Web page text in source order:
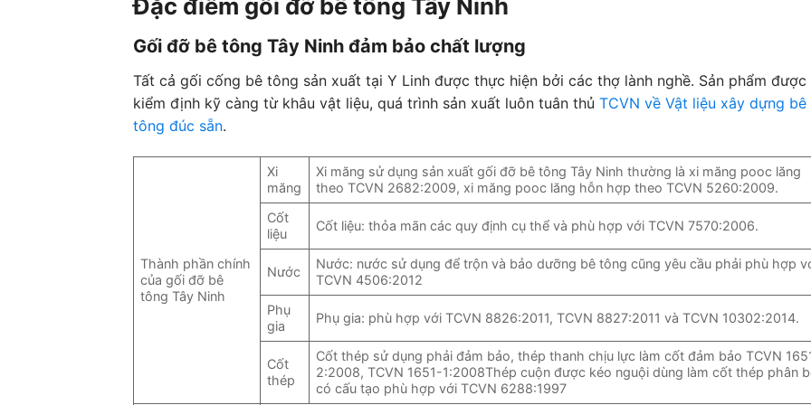
Gối đỡ bê tông Tây Ninh đảm bảo chất lượng
Tất cả gối cống bê tông sản xuất tại Y Linh được thực hiện bởi các thợ lành nghề. Sản phẩm được
kiểm định kỹ càng từ khâu vật liệu, quá trình sản xuất luôn tuân thủ TCVN về Vật liệu xây dựng bê
tông đúc sẵn.
Thành phần chính
của gối đỡ bê
tông Tây Ninh
Xi
măng
Xi măng sử dụng sản xuất gối đỡ bê tông Tây Ninh thường là xi măng pooc lăng
theo TCVN 2682:2009, xi măng pooc lăng hỗn hợp theo TCVN 5260:2009.
Cốt
liệu
Cốt liệu: thỏa mãn các quy định cụ thể và phù hợp với TCVN 7570:2006.
Nước
Nước: nước sử dụng để trộn và bảo dưỡng bê tông cũng yêu cầu phải phù hợp
TCVN 4506:2012
Phụ
gia
Phụ gia: phù hợp với TCVN 8826:2011, TCVN 8827:2011 và TCVN 10302:2014.
Cốt
thép
Cốt thép sử dụng phải đảm bảo, thép thanh chịu lực làm cốt đảm bảo TCVN
2:2008, TCVN 1651-1:2008Thép cuộn được kéo nguội dùng làm cốt thép phân
có cấu tạo phù hợp với TCVN 6288:1997